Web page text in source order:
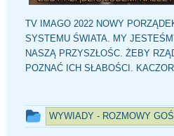
TV IMAGO 2022 NOWY
SYSTEMU ŚWIATA. MY
NASZĄ PRZYSZŁOŚC. ŻEBY
POZNAĆ ICH SŁABOŚCI.
Ten
WYWIADY - ROZMOWY